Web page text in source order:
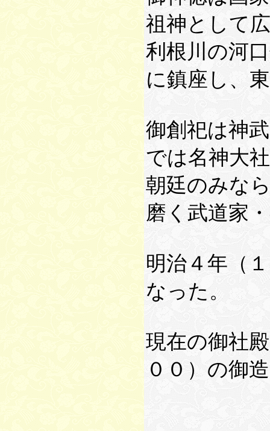
祖神として
利根川の河
に鎮座し、
御創祀は神
では名神大
朝廷のみな
磨く武道家
明治４年（
なった。
現在の御社
００）の御